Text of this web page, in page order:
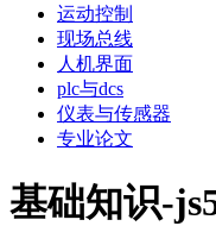
运动控制
现场总线
人机界面
plc与dcs
仪表与传感器
专业论文
基础知识-